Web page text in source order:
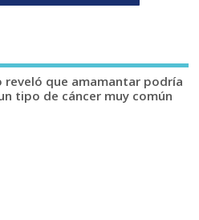
reveló que amamantar podría
tipo de cáncer muy común